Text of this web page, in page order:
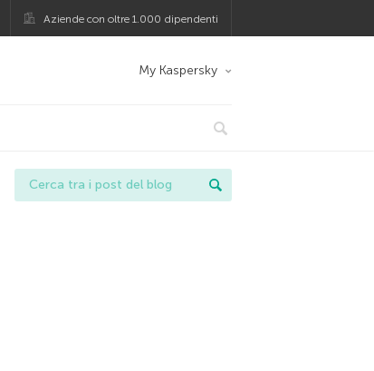
Aziende con oltre 1.000 dipendenti
My Kaspersky